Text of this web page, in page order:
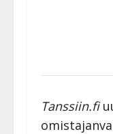
Tanssiin.fi